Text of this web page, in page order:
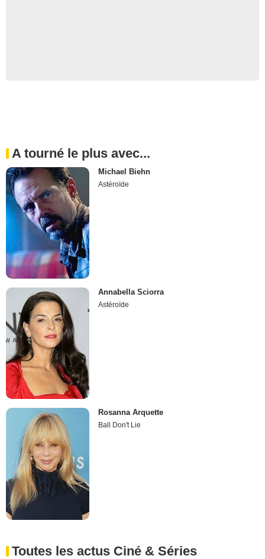
A tourné le plus avec...
Michael Biehn
Astéroïde
Annabella Sciorra
Astéroïde
Rosanna Arquette
Ball Don't Lie
Toutes les actus Ciné & Séries